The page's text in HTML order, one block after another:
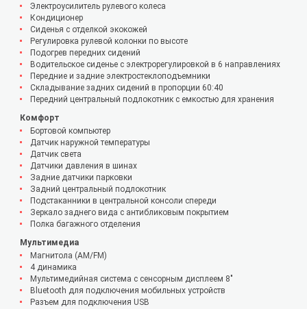
Электроусилитель рулевого колеса
Кондиционер
Сиденья с отделкой экокожей
Регулировка рулевой колонки по высоте
Подогрев передних сидений
Водительское сиденье с электрорегулировкой в 6 направлениях
Передние и задние электростеклоподъемники
Складывание задних сидений в пропорции 60:40
Передний центральный подлокотник с емкостью для хранения
Комфорт
Бортовой компьютер
Датчик наружной температуры
Датчик света
Датчики давления в шинах
Задние датчики парковки
Задний центральный подлокотник
Подстаканники в центральной консоли спереди
Зеркало заднего вида с антибликовым покрытием
Полка багажного отделения
Мультимедиа
Магнитола (AM/FM)
4 динамика
Мультимедийная система с сенсорным дисплеем 8"
Bluetooth для подключения мобильных устройств
Разъем для подключения USB